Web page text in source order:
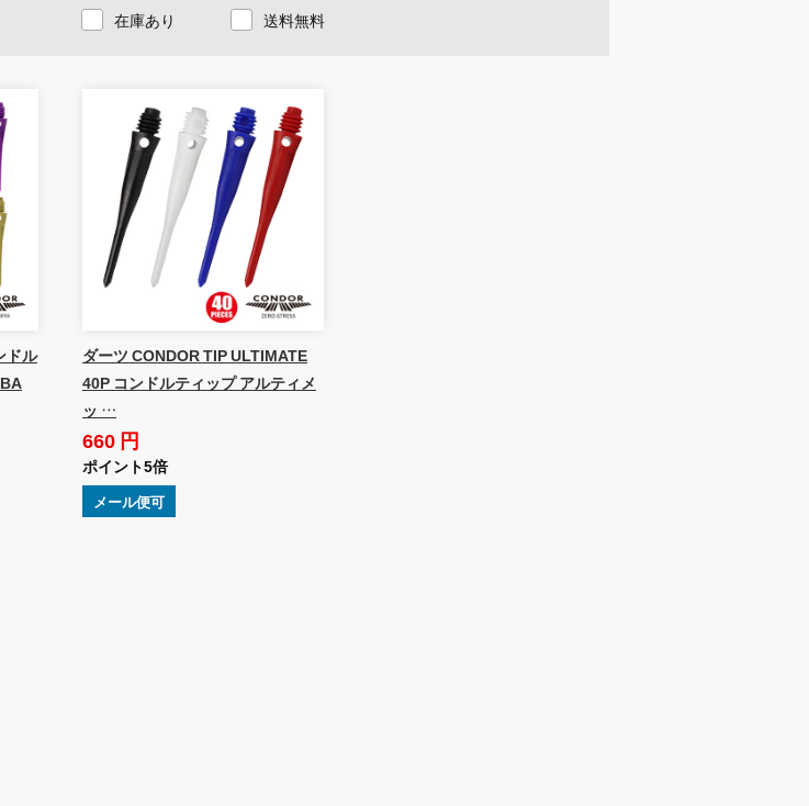
在庫あり 送料無料
ドル
ダーツ CONDOR TIP ULTIMATE
40P コンドルティップ アルティメ
ッ …
660 円
ポイント5倍
メール便可